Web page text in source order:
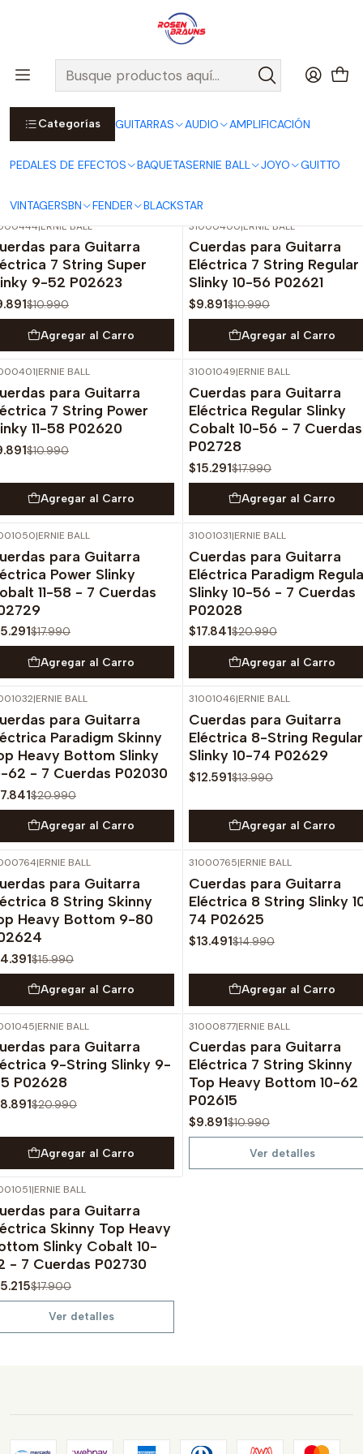
Categorías GUITARRAS AUDIO AMPLIFICACIÓN
PEDALES DE EFECTOS BAQUETASERNIE BALL JOYO GUITTO
VINTAGERSBN FENDER BLACKSTAR
Por compras sobre $25.000 en Santiago urbano, Colina o
Padre Hurtado, incluimos el despacho!
Ver Detalles
Inicio 7-8-9-strings
7-8-9-strings
Filtros
-10% OFF
|ERNIE BALL
para Guitarra
7 String Super
9-52 P02623
$10.990
Agregar al Carro
-10% OFF
31000400|ERNIE BALL
Cuerdas para Guitarra
Eléctrica 7 String Regular
Slinky 10-56 P02621
$9.891$10.990
Agregar al Carro
OFF
|ERNIE BALL
para Guitarra
7 String Power
11-58 P02620
$10.990
Agregar al Carro
OFF
31001049|ERNIE BALL
Cuerdas para Guitarra
Eléctrica Regular Slinky
Cobalt 10-56 - 7 Cuerdas
P02728
$15.291$17.990
Agregar al Carro
-15%OFF
|ERNIE BALL
para Guitarra
Power Slinky
11-58 - 7 Cuerdas
$17.990
Agregar al Carro
-15%OFF
31001031|ERNIE BALL
Cuerdas para Guitarra
Eléctrica Paradigm
Slinky 10-56 - 7 Cuerdas
P02028
$17.841$20.990
Agregar al Carro
OFF
|ERNIE BALL
para Guitarra
Paradigm Skinny
Heavy Bottom Slinky
62 - 7 Cuerdas P02030
$20.990
Agregar al Carro
OFF
31001046|ERNIE BALL
Cuerdas para Guitarra
Eléctrica 8-String Regular
Slinky 10-74 P02629
$12.591$13.990
Agregar al Carro
OFF
|ERNIE BALL
para Guitarra
8 String Skinny
Heavy Bottom 9-80
$15.990
Agregar al Carro
OFF
31000765|ERNIE BALL
Cuerdas para Guitarra
Eléctrica 8 String Slinky
74 P02625
$13.491$14.990
Agregar al Carro
-10% OFF
|ERNIE BALL
para Guitarra
9-String Slinky 9-
P02628
$20.990
Agregar al Carro
-10%OFF
Agotado
31000877|ERNIE BALL
Cuerdas para Guitarra
Eléctrica 7 String Skinny
Top Heavy Bottom 10-62
P02615
$9.891$10.990
Ver detalles
OFF
Agotado
|ERNIE BALL
para Guitarra
Skinny Top Heavy
Slinky Cobalt 10-
- 7 Cuerdas P02730
$17.900
Ver detalles